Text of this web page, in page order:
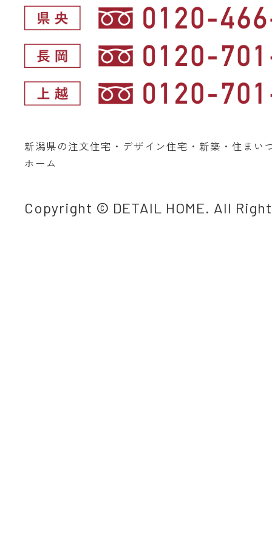
新潟県の注文住宅・デザイン住宅・新築・住まい
ホーム
Copyright © DETAIL HOME. All